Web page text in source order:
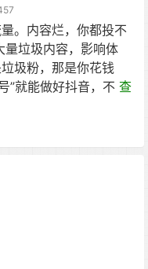
。内容烂，你都投不
量垃圾内容，影响体
圾粉，那是你花钱
”就能做好抖音，不 查